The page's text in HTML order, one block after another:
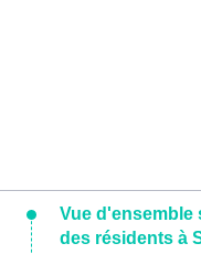
Vue d'ensemble
des résidents à